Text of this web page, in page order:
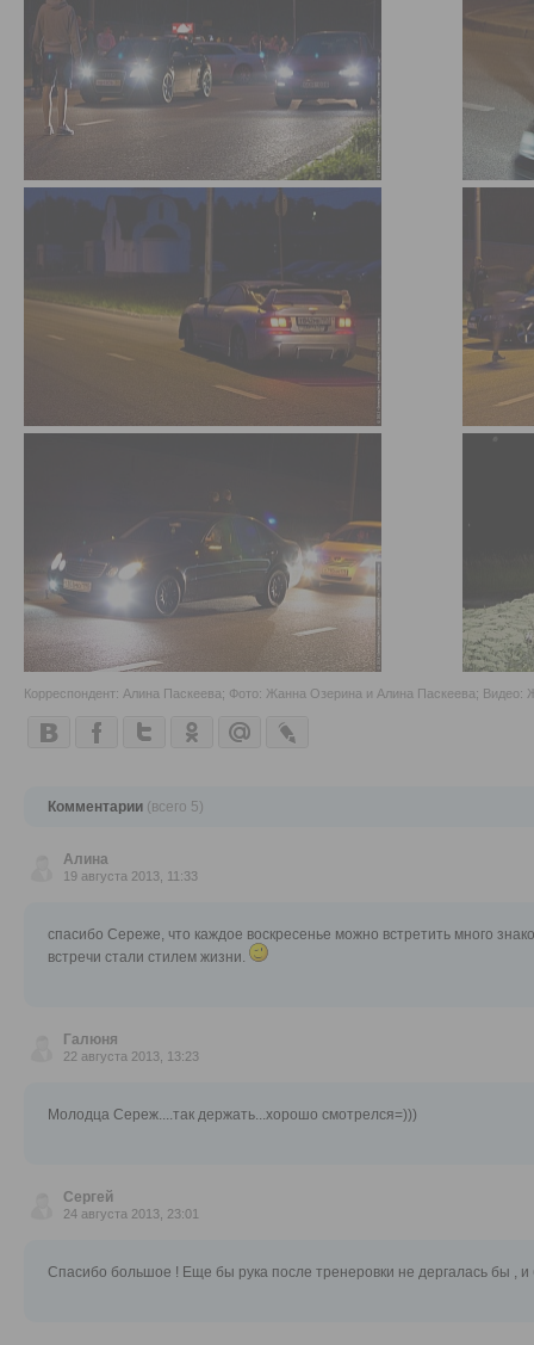
Корреспондент: Алина Паскеева; Фото: Жанна Озерина и Алина Паскеева; Видео:
Комментарии (всего 5)
Алина
19 августа 2013, 11:33
спасибо Сереже, что каждое воскресенье можно встретить много
встречи стали стилем жизни.
Галюня
22 августа 2013, 13:23
Молодца Сереж....так держать...хорошо смотрелся=)))
Сергей
24 августа 2013, 23:01
Спасибо большое ! Еще бы рука после тренеровки не дергалась бы ,